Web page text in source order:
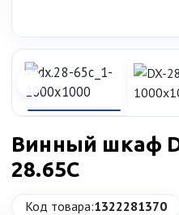
Винный шкаф
28.65C
Код товара:1322281370